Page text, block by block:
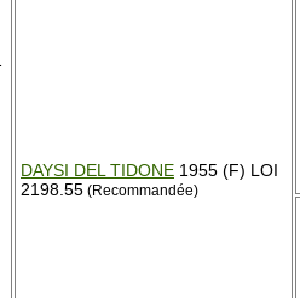
DAYSI DEL TIDONE 1955 (F) LOI
2198.55 (Recommandée)